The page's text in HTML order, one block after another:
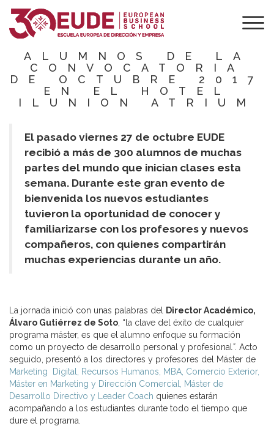
EUDE DA LA
BIENVENIDA A
ALUMNOS DE LA
CONVOCATORIA
DE OCTUBRE 2017
EN EL HOTEL
ILUNION ATRIUM
El pasado viernes 27 de octubre EUDE
recibió a más de 300 alumnos de muchas
partes del mundo que inician clases esta
semana. Durante este gran evento de
bienvenida los nuevos estudiantes
tuvieron la oportunidad de conocer y
familiarizarse con los profesores y nuevos
compañeros, con quienes compartirán
muchas experiencias durante un año.
La jornada inició con unas palabras del
Director Académico,
Álvaro Gutiérrez de Soto , “la clave del éxito de cualquier
programa máster, es que el alumno enfoque su formación
como un proyecto de desarrollo personal y profesional ”. Acto
seguido, presentó a los directores y profesores del Máster de
Marketing Digital, Recursos Humanos, MBA, Comercio Exterior,
Máster en Marketing y Dirección Comercial, Máster de
Desarrollo Directivo y Leader Coach quienes estarán
acompañando a los estudiantes durante todo el tiempo que
dure el programa.